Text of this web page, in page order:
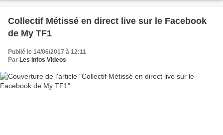
Collectif Métissé en direct live sur le Facebook
de My TF1
Publié le 14/06/2017 à 12:11
Par Les Infos Videos